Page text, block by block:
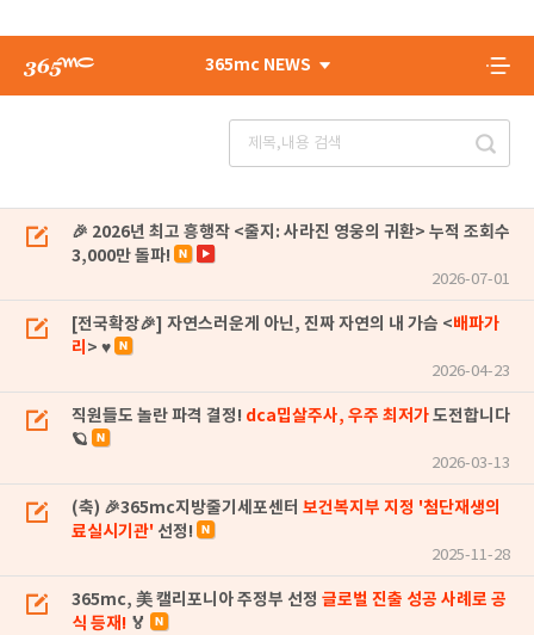
365mc NEWS
🎉 2026년 최고 흥행작 <줄지: 사라진 영웅의 귀환> 누적 조회수
3,000만 돌파!
2026-07-01
[전국확장🎉] 자연스러운게 아닌, 진짜 자연의 내 가슴 <배파가
리 > ♥
2026-04-23
직원들도 놀란 파격 결정! dca밉살주사, 우주 최저가도전합니다
🪐
2026-03-13
(축) 🎉365mc지방줄기세포센터 보건복지부 지정 '첨단재생의
료실시기관' 선정!
2025-11-28
365mc, 美 캘리포니아 주정부 선정 글로벌 진출 성공 사례로 공
식 등재! 🏅